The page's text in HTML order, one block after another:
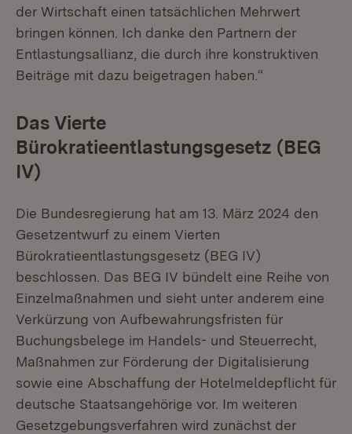
der Wirtschaft einen tatsächlichen Mehrwert
bringen können. Ich danke den Partnern der
Entlastungsallianz, die durch ihre konstruktiven
Beiträge mit dazu beigetragen haben.“
Das Vierte
Bürokratieentlastungsgesetz (BEG
IV)
Die Bundesregierung hat am 13. März 2024 den
Gesetzentwurf zu einem Vierten
Bürokratieentlastungsgesetz (BEG IV)
beschlossen. Das BEG IV bündelt eine Reihe von
Einzelmaßnahmen und sieht unter anderem eine
Verkürzung von Aufbewahrungsfristen für
Buchungsbelege im Handels- und Steuerrecht,
Maßnahmen zur Förderung der Digitalisierung
sowie eine Abschaffung der Hotelmeldepflicht für
deutsche Staatsangehörige vor. Im weiteren
Gesetzgebungsverfahren wird zunächst der